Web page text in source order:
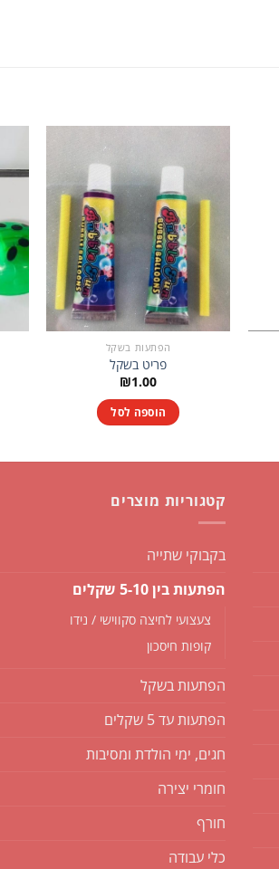
הפתעות בשקל
פריט בשקל
₪1.00
הוספה לסל
קטגוריות מוצרים
בקבוקי שתייה
הפתעות בין 5-10 שקלים
צעצועי לחיצה סקווישי / נידו
קופות חיסכון
הפתעות בשקל
הפתעות עד 5 שקלים
חגים, ימי הולדת ומסיבות
חומרי יצירה
חורף
כלי עבודה